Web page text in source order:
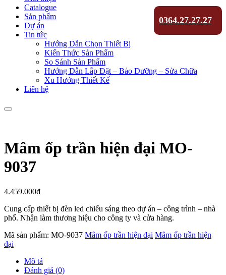
0364.27.27.27
Catalogue
Sản phẩm
Dự án
Tin tức
Hướng Dẫn Chọn Thiết Bị
Kiến Thức Sản Phẩm
So Sánh Sản Phẩm
Hướng Dẫn Lắp Đặt – Bảo Dưỡng – Sửa Chữa
Xu Hướng Thiết Kế
Liên hệ
Mâm ốp trần hiện đại MO-
9037
4.459.000₫
Cung cấp thiết bị đèn led chiếu sáng theo dự án – công trình – nhà
phố. Nhận làm thương hiệu cho công ty và cửa hàng.
Mã sản phẩm: MO-9037 Mâm ốp trần hiện đại Mâm ốp trần hiện
đại
Mô tả
Đánh giá (0)